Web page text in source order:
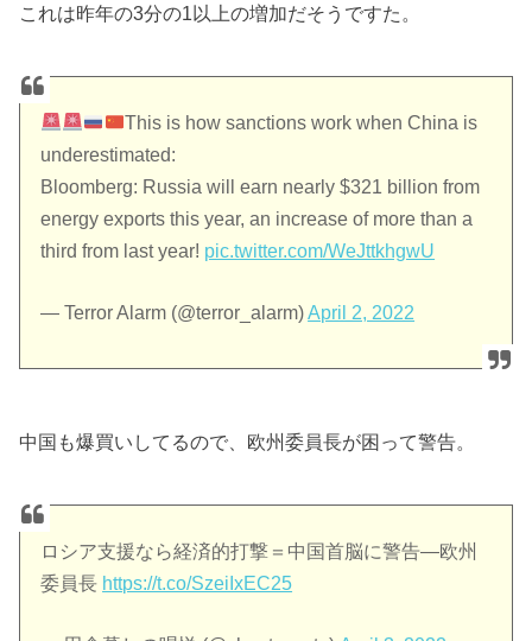
これは昨年の3分の1以上の増加だそうですた。
This is how sanctions work when China is
underestimated:
Bloomberg: Russia will earn nearly $321 billion from
energy exports this year, an increase of more than a
third from last year! pic.twitter.com/WeJttkhgwU
— Terror Alarm (@terror_alarm)April 2, 2022
中国も爆買いしてるので、欧州委員長が困って警告。
ロシア支援なら経済的打撃＝中国首脳に警告―欧州
委員長 https://t.co/SzeiIxEC25